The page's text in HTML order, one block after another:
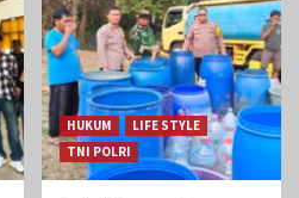
HUKUM
LIFE STYLE
TNI POLRI